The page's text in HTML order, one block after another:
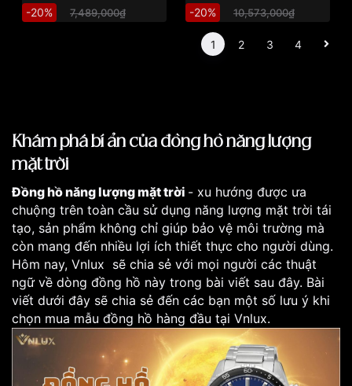
-20% 7,489,000₫ -20% 10,573,000₫
1 2 3 4
Khám phá bí ẩn của đồng hồ năng lượng
mặt trời
Đồng hồ năng lượng mặt trời - xu hướng được ưa
chuộng trên toàn cầu sử dụng năng lượng mặt trời tái
tạo, sản phẩm không chỉ giúp bảo vệ môi trường mà
còn mang đến nhiều lợi ích thiết thực cho người dùng.
Hôm nay, Vnlux sẽ chia sẻ với mọi người các thuật
ngữ về dòng đồng hồ này trong bài viết sau đây. Bài
viết dưới đây sẽ chia sẻ đến các bạn một số lưu ý khi
chọn mua mẫu đồng hồ hàng đầu tại Vnlux.